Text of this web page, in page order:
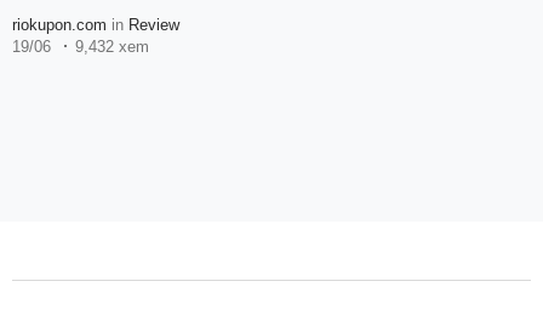
riokupon.com in Review
19/06
9,432 xem